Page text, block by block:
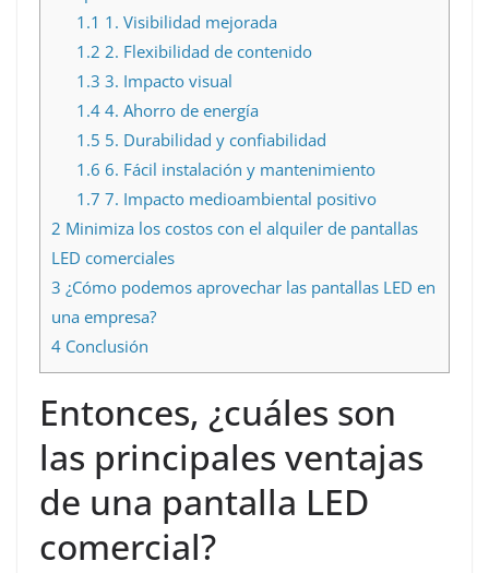
1.1 1. Visibilidad mejorada
1.2 2. Flexibilidad de contenido
1.3 3. Impacto visual
1.44. Ahorro de energía
1.5 5. Durabilidad y confiabilidad
1.6 6. Fácil instalación y mantenimiento
1.7 7. Impacto medioambiental positivo
2 Minimiza los costos con el alquiler de pantallas
LED comerciales
3 ¿Cómo podemos aprovechar las pantallas LED en
una empresa?
4 Conclusión
Entonces, ¿cuáles son
las principales ventajas
de una pantalla LED
comercial?